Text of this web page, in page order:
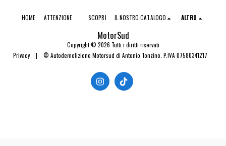
MotorSud
Copyright © 2026 Tutti i diritti riservati
Privacy| © Autodemolizione Motorsud di Antonio Tonzino. P.IVA 07580341217
HOME ATTENZIONE SCOPRI IL NOSTRO CATALOGO ALTRO